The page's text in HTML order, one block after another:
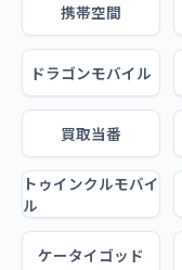
携帯空間
ドラゴンモバイル
買取当番
トゥインクルモバイ
ル
ケータイゴッド